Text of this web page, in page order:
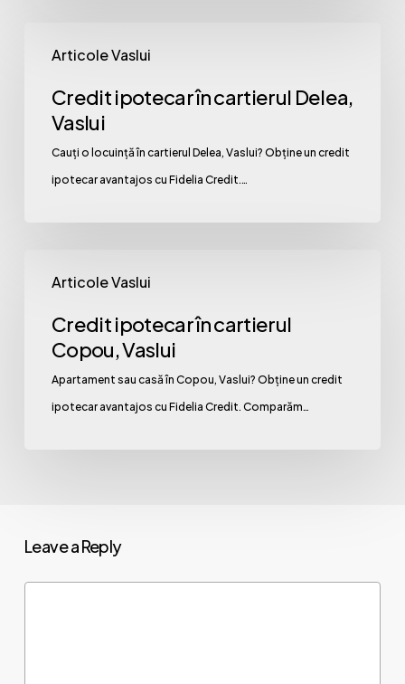
Articole Vaslui
ipotecar
cartierul
Delea,
Vaslui
Credit ipotecar în cartierul Delea,
Vaslui
Cauți o locuință în cartierul Delea, Vaslui? Obține un credit
ipotecar avantajos cu Fidelia Credit.…
Articole Vaslui
ipotecar
cartierul
Copou,
Vaslui
Credit ipotecar în cartierul
Copou, Vaslui
Apartament sau casă în Copou, Vaslui? Obține un credit
ipotecar avantajos cu Fidelia Credit. Comparăm…
Leave a Reply